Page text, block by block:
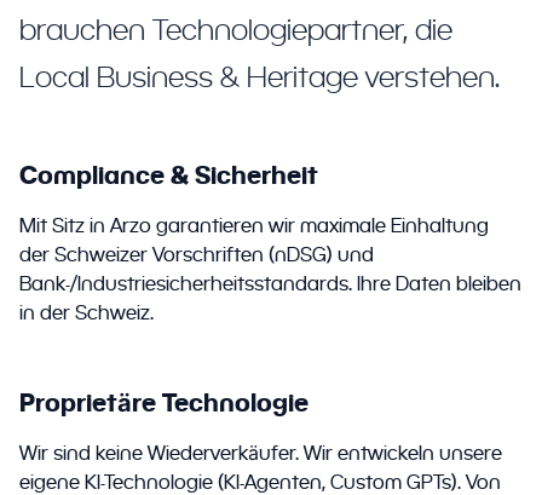
brauchen Technologiepartner, die
Local Business & Heritage verstehen.
Compliance & Sicherheit
Mit Sitz in Arzo garantieren wir maximale Einhaltung
der Schweizer Vorschriften (nDSG) und
Bank-/Industriesicherheitsstandards. Ihre Daten bleiben
in der Schweiz.
Proprietäre Technologie
Wir sind keine Wiederverkäufer. Wir entwickeln unsere
eigene KI-Technologie (KI-Agenten, Custom GPTs). Von